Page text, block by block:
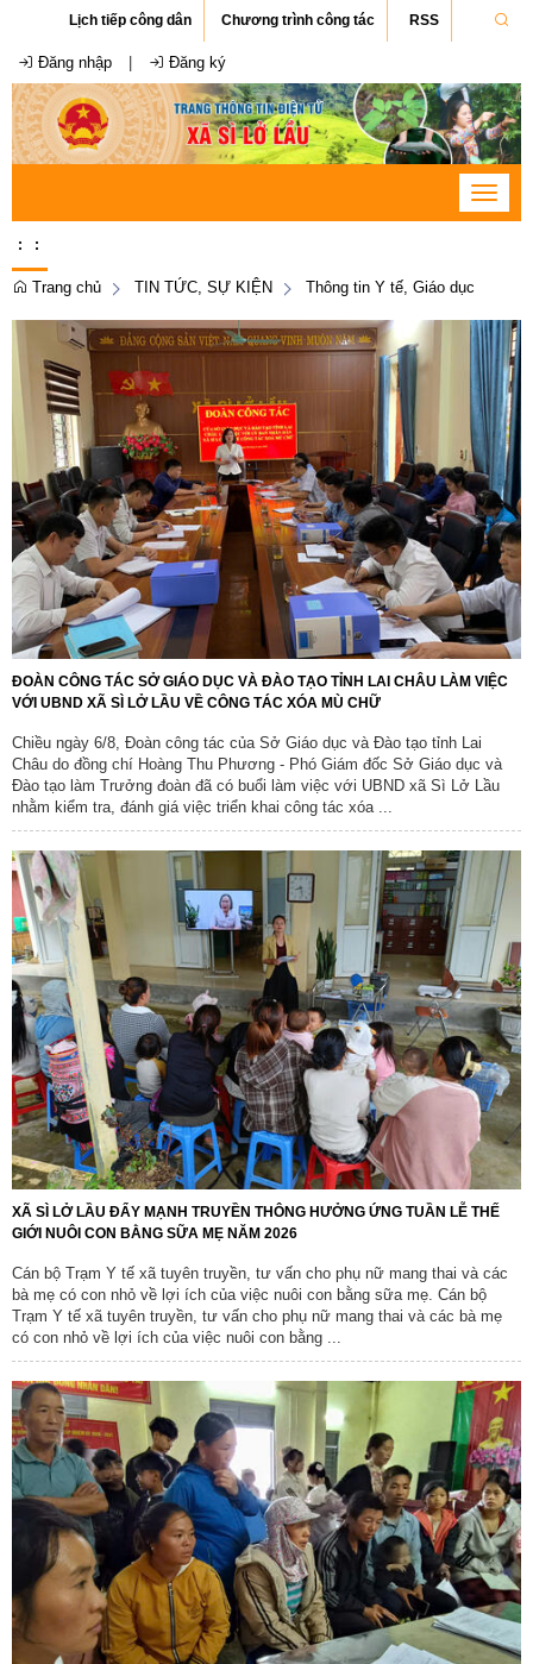
Lịch tiếp công dân Chương trình công tác RSS
Đăng nhập Đăng ký
Toggle
: :
Trang chủ TIN TỨC, SỰ KIỆN Thông tin Y tế, Giáo dục
ĐOÀN CÔNG TÁC SỞ GIÁO DỤC VÀ ĐÀO TẠO TỈNH LAI CHÂU LÀM VIỆC
VỚI UBND XÃ SÌ LỞ LẦU VỀ CÔNG TÁC XÓA MÙ CHỮ
Chiều ngày 6/8, Đoàn công tác của Sở Giáo dục và Đào tạo tỉnh Lai
Châu do đồng chí Hoàng Thu Phương - Phó Giám đốc Sở Giáo dục và
Đào tạo làm Trưởng đoàn đã có buổi làm việc với UBND xã Sì Lở Lầu
nhằm kiểm tra, đánh giá việc triển khai công tác xóa ...
XÃ SÌ LỞ LẦU ĐẨY MẠNH TRUYỀN THÔNG HƯỞNG ỨNG TUẦN LỄ THẾ
GIỚI NUÔI CON BẰNG SỮA MẸ NĂM 2026
Cán bộ Trạm Y tế xã tuyên truyền, tư vấn cho phụ nữ mang thai và các
bà mẹ có con nhỏ về lợi ích của việc nuôi con bằng sữa mẹ. Cán bộ
Trạm Y tế xã tuyên truyền, tư vấn cho phụ nữ mang thai và các bà mẹ
có con nhỏ về lợi ích của việc nuôi con bằng ...